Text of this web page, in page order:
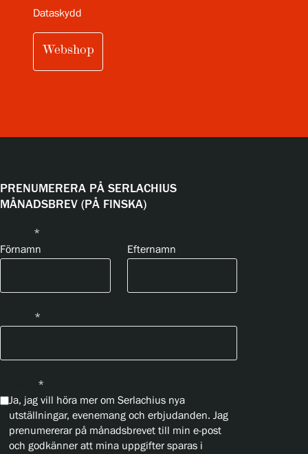
Dataskydd
Webshop
PRENUMERERA PÅ SERLACHIUS
MÅNADSBREV (PÅ FINSKA)
*
Förnamn
Efternamn
*
*
Ja, jag vill höra mer om Serlachius nya
utställningar, evenemang och erbjudanden. Jag
prenumererar på månadsbrevet till min e-post
och godkänner att mina uppgifter sparas i